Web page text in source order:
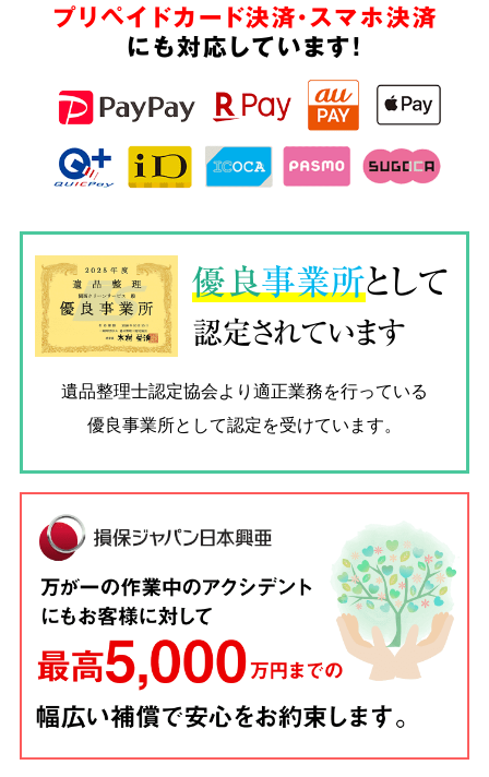
プリペイドカード決済・スマホ決済
にも対応しています!
優良事業所として
認定されています
遺品整理士認定協会より適正業務を行っている
優良事業所として認定を受けています。